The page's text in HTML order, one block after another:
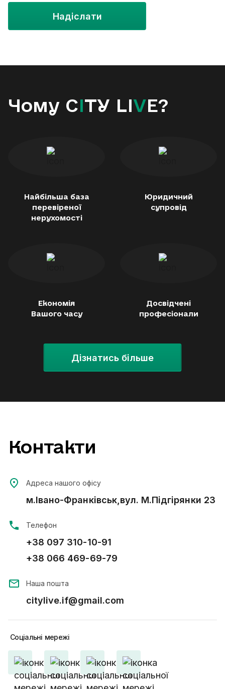
Надіслати
Чому CITY LIVE?
Найбільша база
перевіреної
нерухомості
Юридичний
супровід
Економія
Вашого часу
Досвідчені
професіонали
Дізнатись більше
Контакти
Адреса нашого офісу
м.Івано-Франківськ,вул. М.Підгірянки 23
Телефон
+38 097 310-10-91
+38 066 469-69-79
Наша пошта
citylive.if@gmail.com
Соціальні мережі